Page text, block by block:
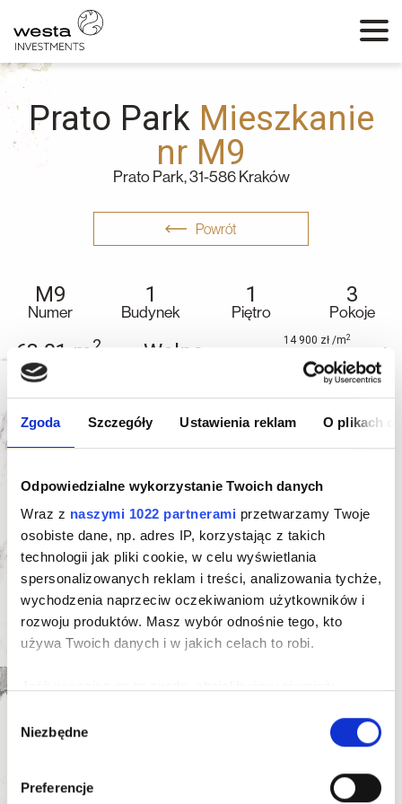
Zgoda Szczegóły Ustawienia reklam O plikach
Odpowiedzialne wykorzystanie Twoich danych
Wraz z naszymi 1022 partnerami przetwarzamy Twoje
osobiste dane, np. adres IP, korzystając z takich
technologii jak pliki cookie, w celu wyświetlania
spersonalizowanych reklam i treści, analizowania tychże,
wychodzenia naprzeciw oczekiwaniom użytkowników i
rozwoju produktów. Masz wybór odnośnie tego, kto
używa Twoich danych i w jakich celach to robi.
geograficznej z dokładnością nawet do kilku metrów
analizując charakteryzującego je zbiory danych
(fingerprinting, czyli wirtualny odcisk palca)
zgody
Niezbędne
Preferencje
Prato Park Mieszkanie
nr M9
Prato Park, 31-586 Kraków
Powrót
Numer
M9
Budynek
1
Piętro
1
Pokoje
3
Metraż
68.01 m 2 Wolne
Historia ceny
14 900 zł/m2
1 013 349.00 zł
Oferta indywidualna
Biuro Sprzedaży:
ul. Nowohucka 51A,30-728 Kraków
ul. Nowohucka 51a,
tel: 122020333